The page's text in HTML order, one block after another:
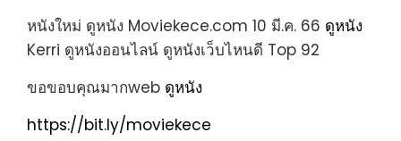
หนังใหม่ ดูหนัง Moviekece.com 10 มี.ค. 66 ดูหนัง
Kerri ดูหนังออนไลน์ ดูหนังเว็บไหนดี Top 92
ขอขอบคุณมากweb ดูหนัง
https://bit.ly/moviekece